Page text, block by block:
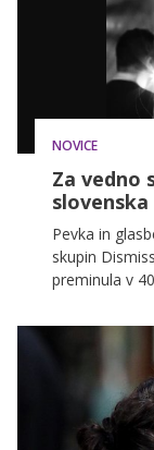
NOVICE
Za vedno
Pevka in
skupin
preminula v